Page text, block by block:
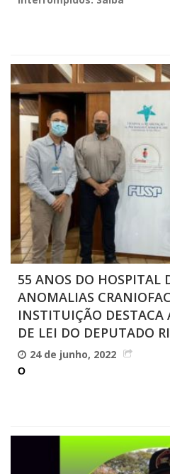
55 ANOS DO HOSPITAL
ANOMALIAS
INSTITUIÇÃO DESTACA
DE LEI DO DEPUTADO
24 de junho, 2022
O